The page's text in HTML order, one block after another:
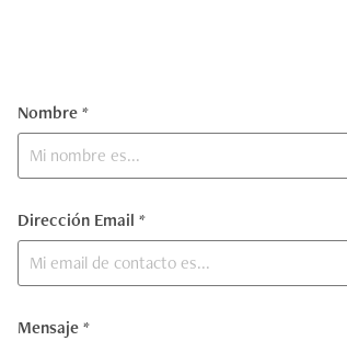
Nombre *
Dirección Email *
Mensaje *